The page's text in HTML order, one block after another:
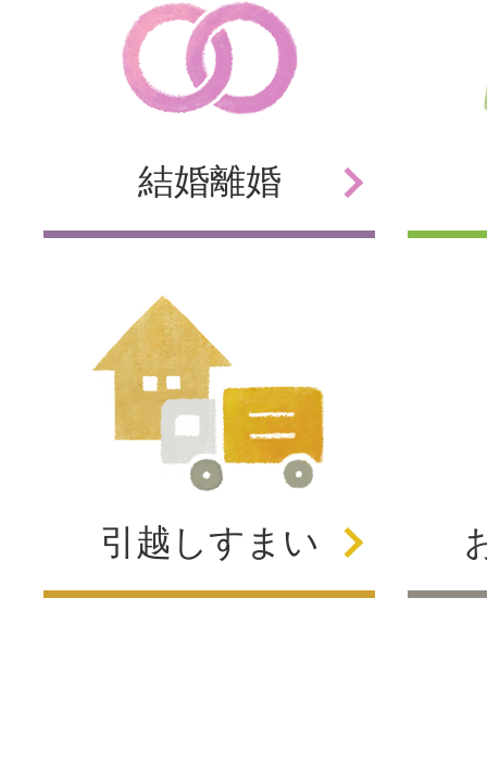
結婚離婚
引越しすまい